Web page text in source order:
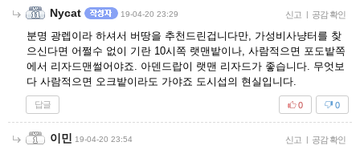
Nycat 19-04-20 23:29 신고 | 공감 확인
분명 광렙이라 하셔서 버땅을 추천드린겁니다만, 가성비사냥터를 찾
으신다면 어쩔수 없이 기란 10시쪽 랫맨밭이나, 사람적으면 포도밭쪽
에서 리자드맨썰어야죠. 아덴드랍이 랫맨 리자드가 좋습니다. 무엇보
다 사람적으면 오크밭이라도 가야죠 도시섭의 현실입니다.
답글 0
0
이민 19-04-20 23:54 신고 | 공감 확인